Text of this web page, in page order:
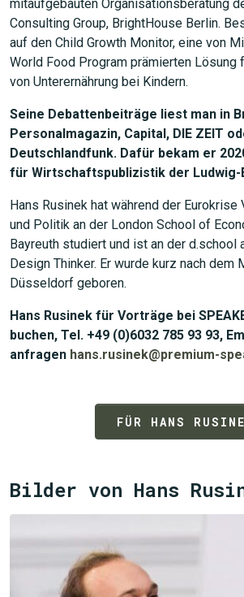
mitaufgebauten Organisationsberatung
Consulting Group, BrightHouse Berlin.
auf den Child Growth Monitor, eine von
World Food Program prämierten Lösung
von Unterernährung bei Kindern.
Seine Debattenbeiträge liest man in
Personalmagazin, Capital, DIE ZEIT
Deutschlandfunk. Dafür bekam er
für Wirtschaftspublizistik der
Hans Rusinek hat während der Eurokrise
und Politik an der London School of
Bayreuth studiert und ist an der d.school
Design Thinker. Er wurde kurz nach dem
Düsseldorf geboren.
Hans Rusinek für Vorträge bei
buchen, Tel. +49 (0)6032 785 93 93,
anfragen hans.rusinek@premium-
FÜR HANS
Bilder von Hans